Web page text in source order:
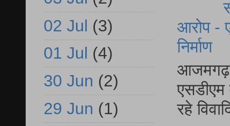
आरोप -
निर्माण
आजमगढ़
एसडीएम
रहे
02 Jul (3)
01 Jul (4)
30 Jun (2)
29 Jun (1)